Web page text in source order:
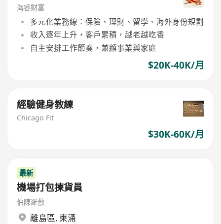
海睿财富
多元化業務線：保險、理財、留學、海外身份規劃
收入逐年上升，客戶累積，越老越吃香
自主安排工作節奏，兼顧事業與家庭
$20K-40K/月
經驗健身教練
Chicago Fit
$30K-60K/月
最新
機場打包揀貨員
伯陳羅敷
離島區, 東涌